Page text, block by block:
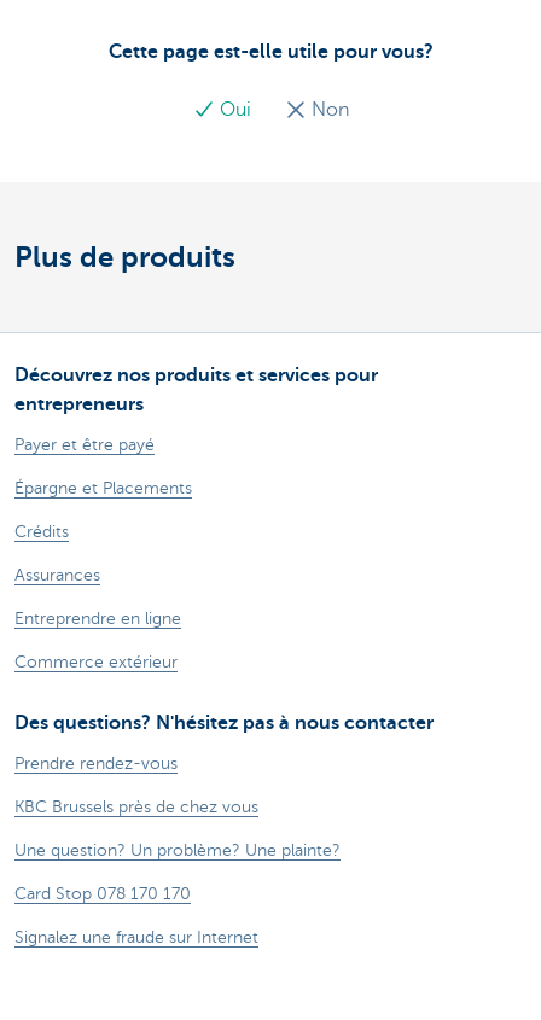
Cette page est-elle utile pour vous?
Oui Non
Plus de produits
Découvrez nos produits et services pour
entrepreneurs
Payer et être payé
Épargne et Placements
Crédits
Assurances
Entreprendre en ligne
Commerce extérieur
Des questions? N'hésitez pas à nous contacter
Prendre rendez-vous
KBC Brussels près de chez vous
Une question? Un problème? Une plainte?
Card Stop 078 170 170
Signalez une fraude sur Internet